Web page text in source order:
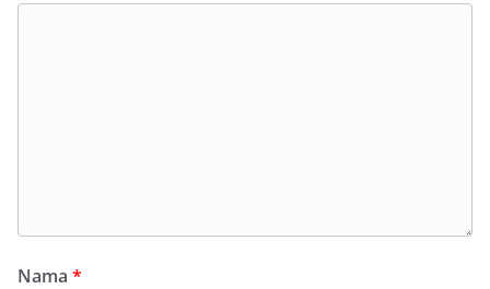
Nama *